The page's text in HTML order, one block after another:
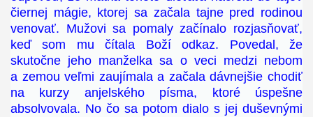
čiernej mágie, ktorej sa začala tajne pred rodinou
venovať. Mužovi sa pomaly začínalo rozjasňovať,
keď som mu čítala Boží odkaz. Povedal, že
skutočne jeho manželka sa o veci medzi nebom
a zemou veľmi zaujímala a začala dávnejšie chodiť
na kurzy anjelského písma, ktoré úspešne
absolvovala. No čo sa potom dialo s jej duševnými